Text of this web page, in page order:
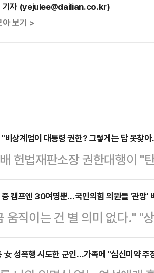
기자 (yejulee@dailian.co.kr)
아 보기 >
비상계엄이 대통령 권한? 그렇게는 답 못찾
헌법재판소장 권한대행이 "
령의 권한 아니냐고 하는데
순이 있지 않냐고 하는데 저
일 법조계에 따르면 문 권한
' 특강을 통해 "관용과 자제
핵소추는 그걸 넘지 않았고
캠프엔 30여명뿐…국민의힘 의원들 '관망'
움직이는 건 별 의미 없다." "
같다."국민의힘 대선 경선
리 현역 의원들이 대체로 관
女 성폭행 시도한 군인…가족에 "심신미약 주